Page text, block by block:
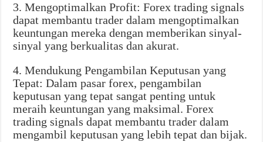
3. Mengoptimalkan Profit: Forex trading signals
dapat membantu trader dalam mengoptimalkan
keuntungan mereka dengan memberikan sinyal-
sinyal yang berkualitas dan akurat.
4. Mendukung Pengambilan Keputusan yang
Tepat: Dalam pasar forex, pengambilan
keputusan yang tepat sangat penting untuk
meraih keuntungan yang maksimal. Forex
trading signals dapat membantu trader dalam
mengambil keputusan yang lebih tepat dan bijak.